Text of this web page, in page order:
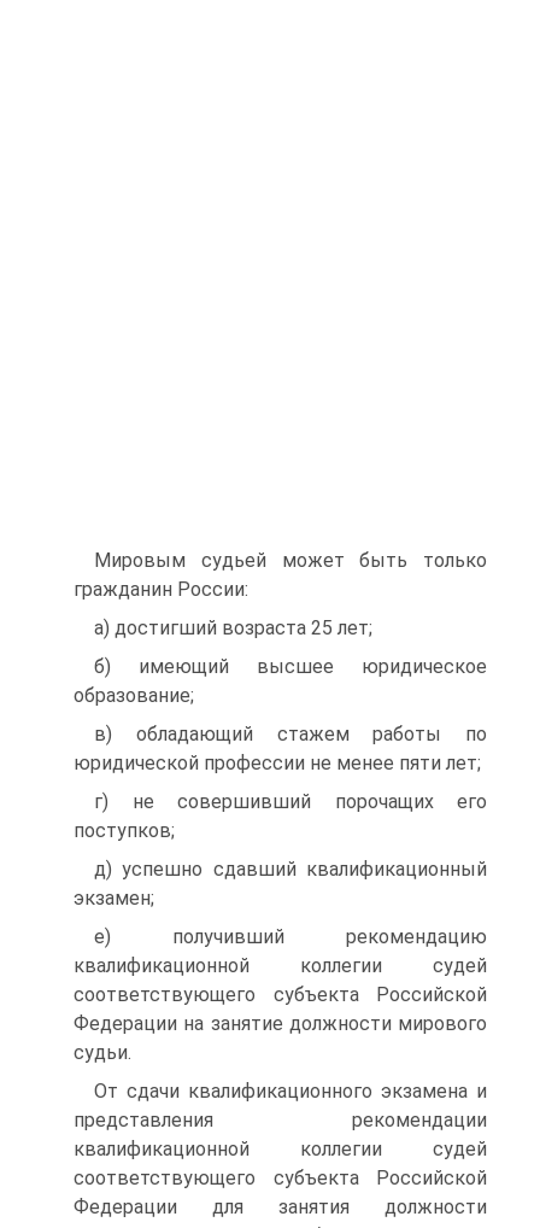
Мировым судьей может быть только
гражданин России:
а) достигший возраста 25 лет;
б) имеющий высшее юридическое
образование;
в) обладающий стажем работы по
юридической профессии не менее пяти лет;
г) не совершивший порочащих его
поступков;
д) успешно сдавший квалификационный
экзамен;
е) получивший рекомендацию
квалификационной коллегии судей
соответствующего субъекта Российской
Федерации на занятие должности мирового
судьи.
От сдачи квалификационного экзамена и
представления рекомендации
квалификационной коллегии судей
соответствующего субъекта Российской
Федерации для занятия должности